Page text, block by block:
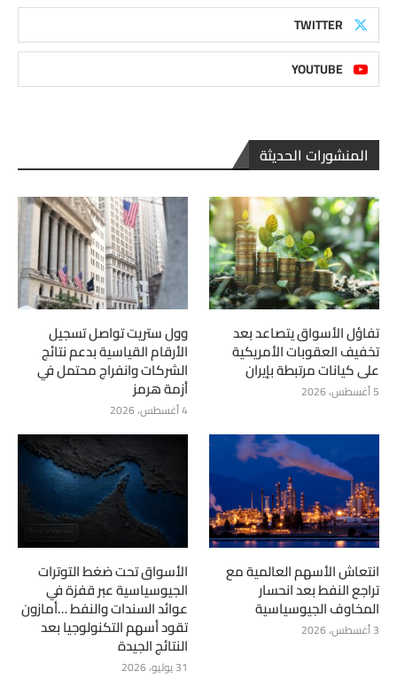
TWITTER
YOUTUBE
المنشورات الحديثة
تفاؤل الأسواق يتصاعد بعد
تخفيف العقوبات الأمريكية
على كيانات مرتبطة بإيران
5 أغسطس، 2026
وول ستريت تواصل تسجيل
الأرقام القياسية بدعم نتائج
الشركات وانفراج محتمل في
أزمة هرمز
4 أغسطس، 2026
انتعاش الأسهم العالمية مع
تراجع النفط بعد انحسار
المخاوف الجيوسياسية
3 أغسطس، 2026
الأسواق تحت ضغط التوترات
الجيوسياسية عبر قفزة في
عوائد السندات والنفط …أمازون
تقود أسهم التكنولوجيا بعد
النتائج الجيدة
31 يوليو، 2026